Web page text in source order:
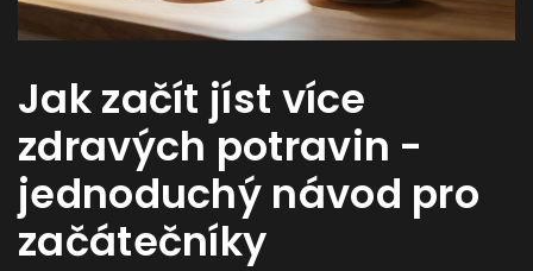
Jak začít jíst více
zdravých potravin -
jednoduchý návod pro
začátečníky